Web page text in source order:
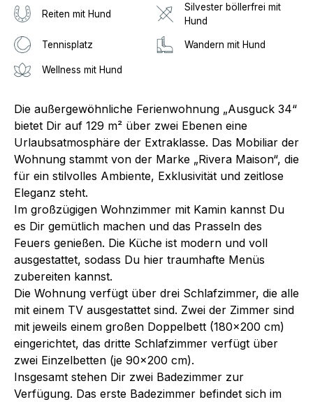
Reiten mit Hund
Silvester böllerfrei mit
Hund
Tennisplatz Wandern mit Hund
Wellness mit Hund
Die außergewöhnliche Ferienwohnung „Ausguck 34“
bietet Dir auf 129 m² über zwei Ebenen eine
Urlaubsatmosphäre der Extraklasse. Das Mobiliar der
Wohnung stammt von der Marke „Rivera Maison“, die
für ein stilvolles Ambiente, Exklusivität und zeitlose
Eleganz steht.
Im großzügigen Wohnzimmer mit Kamin kannst Du
es Dir gemütlich machen und das Prasseln des
Feuers genießen. Die Küche ist modern und voll
ausgestattet, sodass Du hier traumhafte Menüs
zubereiten kannst.
Die Wohnung verfügt über drei Schlafzimmer, die alle
mit einem TV ausgestattet sind. Zwei der Zimmer sind
mit jeweils einem großen Doppelbett (180x200 cm)
eingerichtet, das dritte Schlafzimmer verfügt über
zwei Einzelbetten (je 90x200 cm).
Insgesamt stehen Dir zwei Badezimmer zur
Verfügung. Das erste Badezimmer befindet sich im